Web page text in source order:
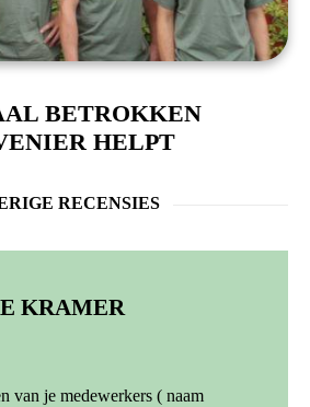
BETROKKEN
HELPT
RECENSIES
KRAMER
van je medewerkers ( naam